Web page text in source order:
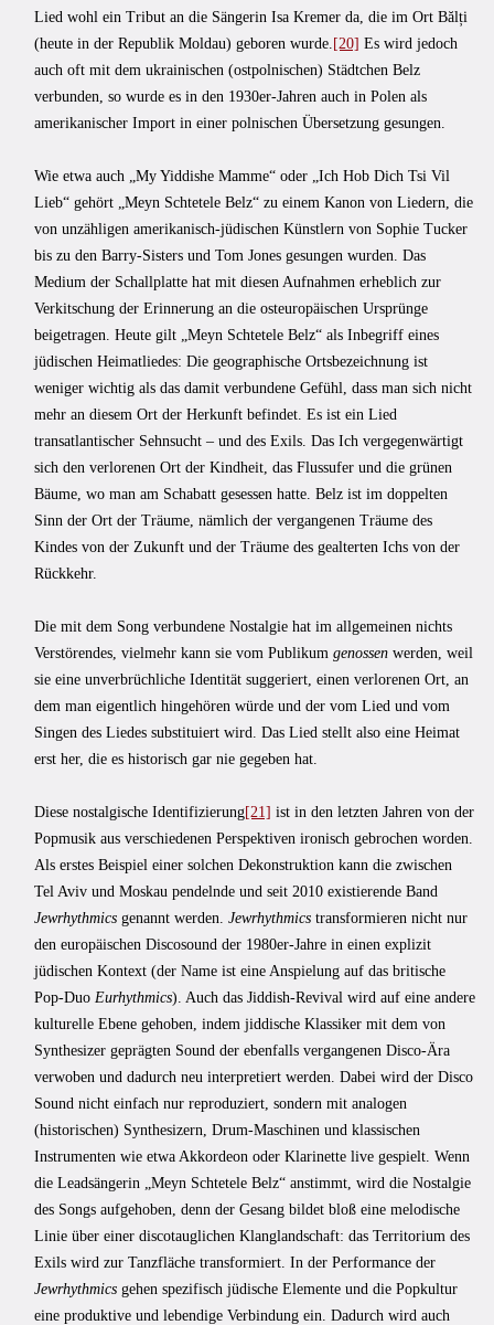
Lied wohl ein Tribut an die Sängerin Isa Kremer da, die im Ort Bălți
(heute in der Republik Moldau) geboren wurde. [20] Es wird jedoch
auch oft mit dem ukrainischen (ostpolnischen) Städtchen Belz
verbunden, so wurde es in den 1930er-Jahren auch in Polen als
amerikanischer Import in einer polnischen Übersetzung gesungen.
Wie etwa auch „My Yiddishe Mamme“ oder „Ich Hob Dich Tsi Vil
Lieb“ gehört „Meyn Schtetele Belz“ zu einem Kanon von Liedern, die
von unzähligen amerikanisch-jüdischen Künstlern von Sophie Tucker
bis zu den Barry-Sisters und Tom Jones gesungen wurden. Das
Medium der Schallplatte hat mit diesen Aufnahmen erheblich zur
Verkitschung der Erinnerung an die osteuropäischen Ursprünge
beigetragen. Heute gilt „Meyn Schtetele Belz“ als Inbegriff eines
jüdischen Heimatliedes: Die geographische Ortsbezeichnung ist
weniger wichtig als das damit verbundene Gefühl, dass man sich nicht
mehr an diesem Ort der Herkunft befindet. Es ist ein Lied
transatlantischer Sehnsucht – und des Exils. Das Ich vergegenwärtigt
sich den verlorenen Ort der Kindheit, das Flussufer und die grünen
Bäume, wo man am Schabatt gesessen hatte. Belz ist im doppelten
Sinn der Ort der Träume, nämlich der vergangenen Träume des
Kindes von der Zukunft und der Träume des gealterten Ichs von der
Rückkehr.
Die mit dem Song verbundene Nostalgie hat im allgemeinen nichts
Verstörendes, vielmehr kann sie vom Publikum genossen werden, weil
sie eine unverbrüchliche Identität suggeriert, einen verlorenen Ort, an
dem man eigentlich hingehören würde und der vom Lied und vom
Singen des Liedes substituiert wird. Das Lied stellt also eine Heimat
erst her, die es historisch gar nie gegeben hat.
Diese nostalgische Identifizierung[21] ist in den letzten Jahren von der
Popmusik aus verschiedenen Perspektiven ironisch gebrochen worden.
Als erstes Beispiel einer solchen Dekonstruktion kann die zwischen
Tel Aviv und Moskau pendelnde und seit 2010 existierende Band
Jewrhythmics genannt werden. Jewrhythmics transformieren nicht nur
den europäischen Discosound der 1980er-Jahre in einen explizit
jüdischen Kontext (der Name ist eine Anspielung auf das britische
Pop-Duo Eurhythmics). Auch das Jiddish-Revival wird auf eine andere
kulturelle Ebene gehoben, indem jiddische Klassiker mit dem von
Synthesizer geprägten Sound der ebenfalls vergangenen Disco-Ära
verwoben und dadurch neu interpretiert werden. Dabei wird der Disco
Sound nicht einfach nur reproduziert, sondern mit analogen
(historischen) Synthesizern, Drum-Maschinen und klassischen
Instrumenten wie etwa Akkordeon oder Klarinette live gespielt. Wenn
die Leadsängerin „Meyn Schtetele Belz“ anstimmt, wird die Nostalgie
des Songs aufgehoben, denn der Gesang bildet bloß eine melodische
Linie über einer discotauglichen Klanglandschaft: das Territorium des
Exils wird zur Tanzfläche transformiert. In der Performance der
Jewrhythmics gehen spezifisch jüdische Elemente und die Popkultur
eine produktive und lebendige Verbindung ein. Dadurch wird auch